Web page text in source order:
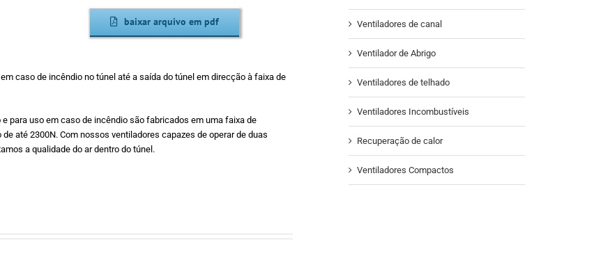
baixar arquivo em pdf
caso de incêndio no túnel até a saída do túnel em direcção à faixa de
para uso em caso de incêndio são fabricados em uma faixa de
até 2300N. Com nossos ventiladores capazes de operar de duas
a qualidade do ar dentro do túnel.
Ventiladores de canal
Ventilador de Abrigo
Ventiladores de telhado
Ventiladores Incombustíveis
Recuperação de calor
Ventiladores Compactos